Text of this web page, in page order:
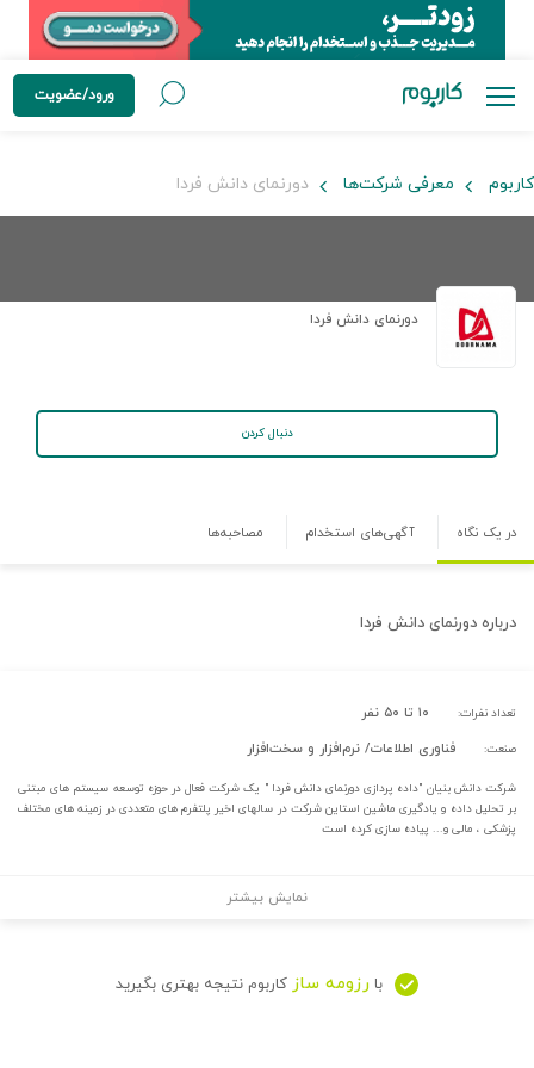
ورود/عضویت
کاربوم معرفی شرکت‌ها دورنمای دانش فردا
دورنمای دانش فردا
دنبال کردن
در یک نگاه آگهی‌های استخدام مصاحبه‌ها
درباره دورنمای دانش فردا
تعداد نفرات: ۱۰ تا ۵۰ نفر
صنعت: فناوری اطلاعات/ نرم‌افزار و سخت‌افزار
شرکت دانش بنیان "داده پردازی دورنمای دانش فردا " یک شرکت فعال در حوزه توسعه سیستم های مبتنی
بر تحلیل داده و یادگیری ماشین استاین شرکت در سالهای اخیر پلتفرم های متعددی در زمینه های مختلف
پزشکی ، مالی و... پیاده سازی کرده است
نمایش بیشتر
با رزومه ساز کاربوم نتیجه بهتری بگیرید